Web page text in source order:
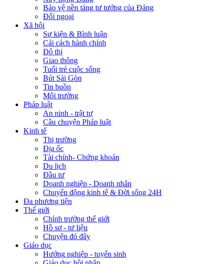
Bảo vệ nền tảng tư tưởng của Đảng
Đối ngoại
Xã hội
Sự kiện & Bình luận
Cải cách hành chính
Đô thị
Giao thông
Tuổi trẻ cuộc sống
Bút Sài Gòn
Tin buồn
Môi trường
Pháp luật
An ninh - trật tự
Câu chuyện Pháp luật
Kinh tế
Thị trường
Địa ốc
Tài chính- Chứng khoán
Du lịch
Đầu tư
Doanh nghiệp - Doanh nhân
Chuyển động kinh tế & Đời sống 24H
Đa phương tiện
Thế giới
Chính trường thế giới
Hồ sơ - tư liệu
Chuyện đó đây
Giáo dục
Hướng nghiệp - tuyển sinh